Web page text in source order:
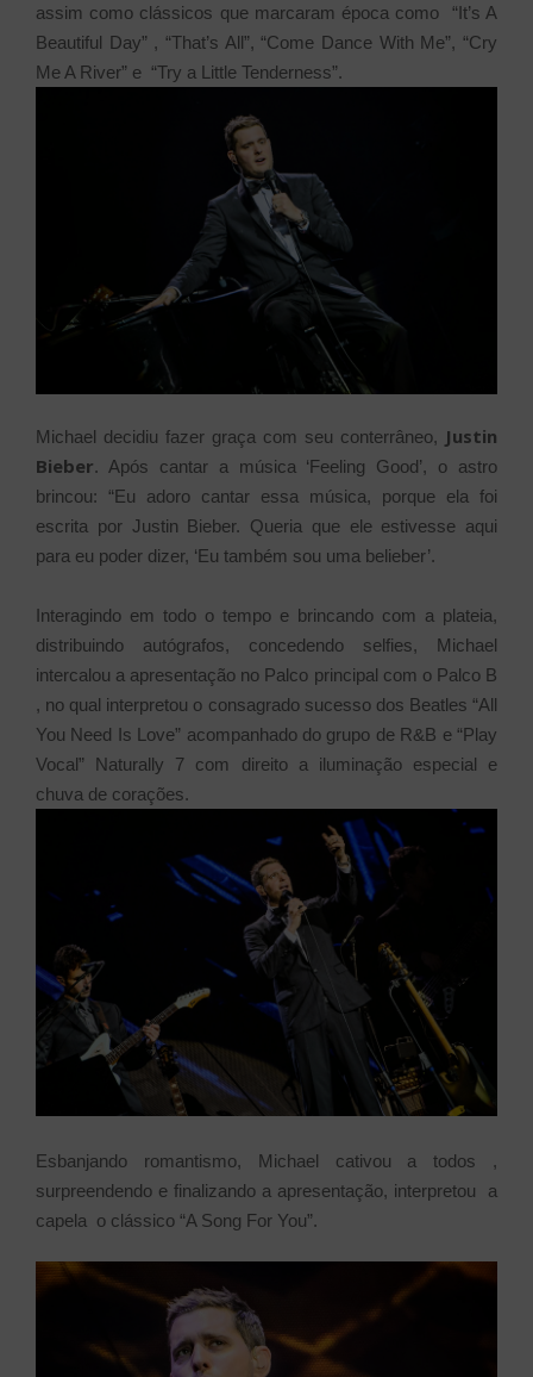
assim como clássicos que marcaram época como “It’s A
Beautiful Day” , “That’s All”, “Come Dance With Me”, “Cry
Me A River” e “Try a Little Tenderness”.
Michael decidiu fazer graça com seu conterrâneo, Justin
Bieber. Após cantar a música ‘Feeling Good’, o astro
brincou: “Eu adoro cantar essa música, porque ela foi
escrita por Justin Bieber. Queria que ele estivesse aqui
para eu poder dizer, ‘Eu também sou uma belieber’.
Interagindo em todo o tempo e brincando com a plateia,
distribuindo autógrafos, concedendo selfies, Michael
intercalou a apresentação no Palco principal com o Palco B
, no qual interpretou o consagrado sucesso dos Beatles “All
You Need Is Love” acompanhado do grupo de R&B e “Play
Vocal” Naturally 7 com direito a iluminação especial e
chuva de corações.
Esbanjando romantismo, Michael cativou a todos ,
surpreendendo e finalizando a apresentação, interpretou a
capela o clássico “A Song For You”.